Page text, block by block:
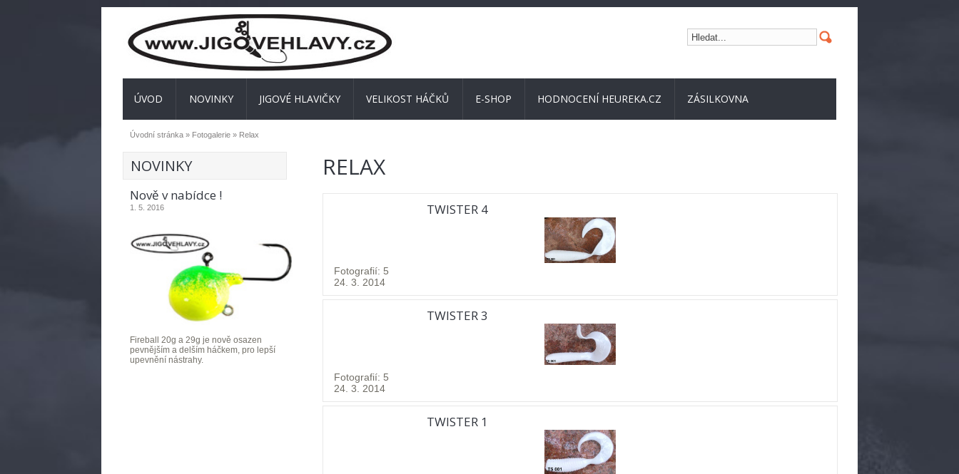
ÚVOD NOVINKY JIGOVÉ HLAVIČKY VELIKOST HÁČKŮ E-SHOP HODNOCENÍ HEUREKA.CZ ZÁSILKOVNA
Úvodní stránka » Fotogalerie » Relax
RELAX
TWISTER 4
Fotografií: 5
24. 3. 2014
TWISTER 3
Fotografií: 5
24. 3. 2014
TWISTER 1
NOVINKY
Nově v nabídce !
1. 5. 2016
Fireball 20g a 29g je nově osazen
pevnějším a delším háčkem, pro lepší
upevnění nástrahy.